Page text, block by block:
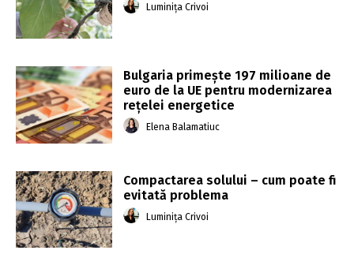
Luminița Crivoi
Bulgaria primeşte 197 milioane de
euro de la UE pentru modernizarea
reţelei energetice
Elena Balamatiuc
Compactarea solului – cum poate fi
evitată problema
Luminița Crivoi